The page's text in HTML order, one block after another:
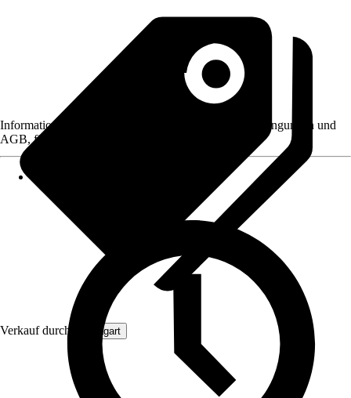
Verkauf durch: Aquagart
Informationen des Verkäufers, wie z. B. Rückgabebedingungen und
AGB, finden Sie bei Klick auf den Verkäufernamen.